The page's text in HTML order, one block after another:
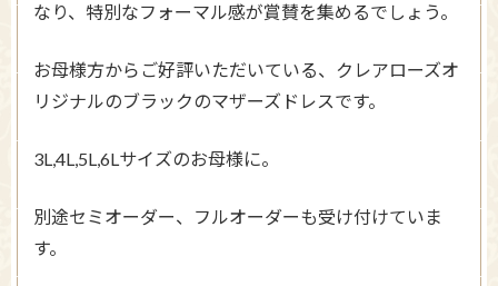
なり、特別なフォーマル感が賞賛を集めるでしょう。
お母様方からご好評いただいている、クレアローズオ
リジナルのブラックのマザーズドレスです。
3L,4L,5L,6Lサイズのお母様に。
別途セミオーダー、フルオーダーも受け付けていま
す。